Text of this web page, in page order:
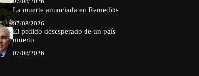
La muerte anunciada en Remedios
07/08/2026
El pedido desesperado de un país
muerto
07/08/2026